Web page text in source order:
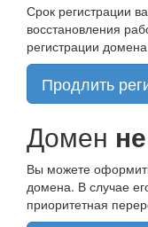
Срок регистрации
восстановления
регистрации
Продлить
Домен не
Вы можете
домена. В случае
приоритетная